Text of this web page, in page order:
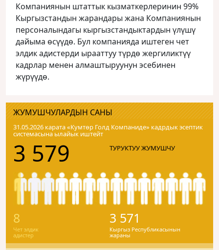
Компаниянын штаттык кызматкерлеринин 99%
Кыргызстандын жарандары жана Компаниянын
персоналындагы кыргызстандыктардын үлүшү
дайыма өсүүдө. Бул компанияда иштеген чет
элдик адистерди ырааттуу түрдө жергиликтүү
кадрлар менен алмаштыруунун эсебинен
жүрүүдө.
ЖУМУШЧУЛАРДЫН САНЫ
31.05.2026 карата «Кумтɵр Голд Компаниде» кадрдык эсептик
системасына ылайык иштейт
3 579 ТУРУКТУУ ЖУМУШЧУ
8
Чет элдик
адистер
3 571
Кыргыз Республикасынын
жараны